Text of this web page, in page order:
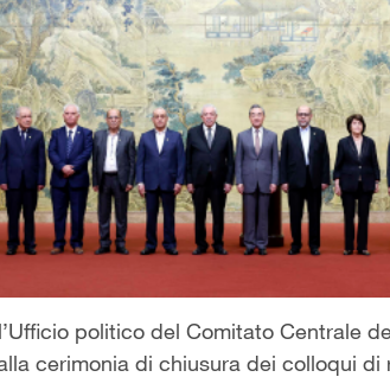
politico del Comitato Centrale
cerimonia di chiusura dei colloqui di